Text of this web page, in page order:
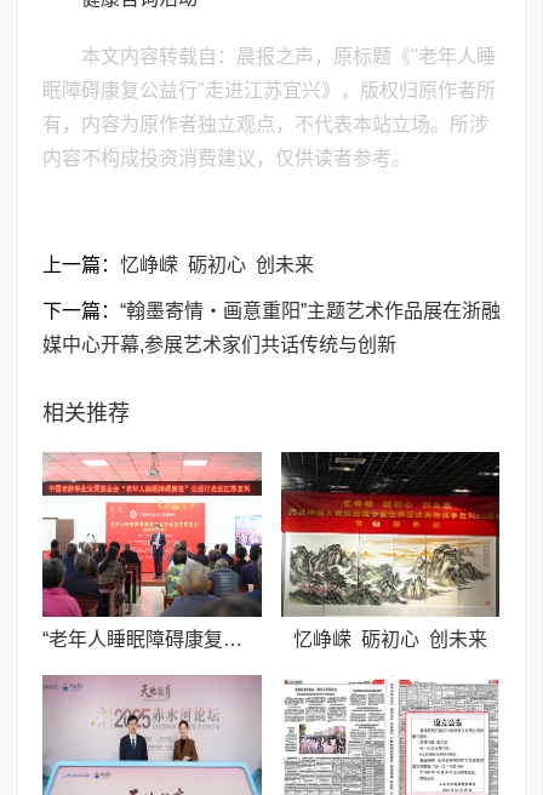
本文内容转载自：晨报之声，原标题《"老年人睡
眠障碍康复公益行"走进江苏宜兴》，版权归原作者所
有，内容为原作者独立观点，不代表本站立场。所涉
内容不构成投资消费建议，仅供读者参考。
上一篇： 忆峥嵘 砺初心 创未来
下一篇： “翰墨寄情・画意重阳”主题艺术作品展在浙融
媒中心开幕,参展艺术家们共话传统与创新
相关推荐
“老年人睡眠障碍康复公益行”走进江苏宜兴 忆峥嵘 砺初心 创未来